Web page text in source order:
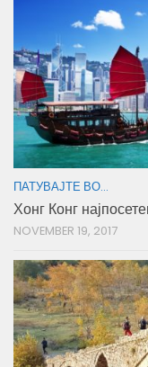
ПАТУВАЈТЕ ВО...
Хонг Конг
NOVEMBER 19, 2017